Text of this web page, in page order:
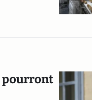
pourront